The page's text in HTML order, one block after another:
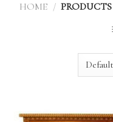
HOME /